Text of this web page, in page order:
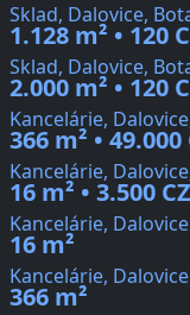
Sklad, Dalovice,
1.128 m² • 120
Sklad, Dalovice,
2.000 m² • 120
Kancelárie,
366 m² • 49.000
Kancelárie,
16 m² • 3.500
Kancelárie, Dalovice
16 m²
Kancelárie, Dalovice
366 m²